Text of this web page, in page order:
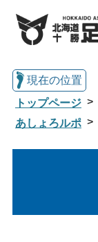
現在の位置
トップページ
あしょろルポ